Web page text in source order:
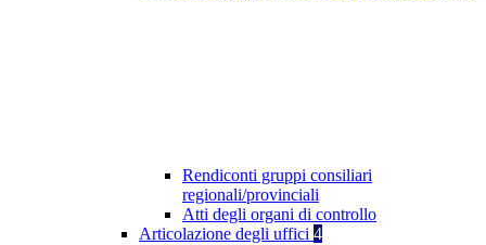
Rendiconti gruppi consiliari
regionali/provinciali
Atti degli organi di controllo
Articolazione degli uffici 4